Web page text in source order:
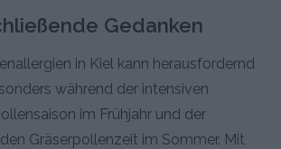
Gedanken
in Kiel kann herausfordernd
während der intensiven
im Frühjahr und der
Gräserpollenzeit im Sommer. Mit